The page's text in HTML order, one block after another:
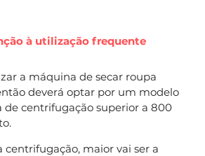
à utilização frequente
a máquina de secar roupa
deverá optar por um modelo
centrifugação superior a 800
maior vai ser a